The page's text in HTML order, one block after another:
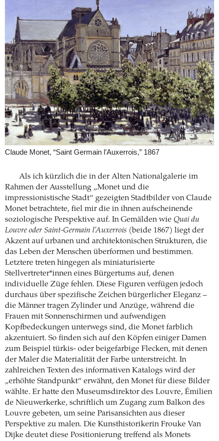
Claude Monet, “Saint Germain l’Auxerrois,” 1867
Als ich kürzlich die in der Alten Nationalgalerie im
Rahmen der Ausstellung „Monet und die
impressionistische Stadt“ gezeigten Stadtbilder von Claude
Monet betrachtete, fiel mir die in ihnen aufscheinende
soziologische Perspektive auf. In Gemälden wie Quai du
Louvre oder Saint-Germain l’Auxerrois (beide 1867) liegt der
Akzent auf urbanen und architektonischen Strukturen, die
das Leben der Menschen überformen und bestimmen.
Letztere treten hingegen als miniaturisierte
Stellvertreter*innen eines Bürgertums auf, denen
individuelle Züge fehlen. Diese Figuren verfügen jedoch
durchaus über spezifische Zeichen bürgerlicher Eleganz –
die Männer tragen Zylinder und Anzüge, während die
Frauen mit Sonnenschirmen und aufwendigen
Kopfbedeckungen unterwegs sind, die Monet farblich
akzentuiert. So finden sich auf den Köpfen einiger Damen
zum Beispiel türkis- oder beigefarbige Flecken, mit denen
der Maler die Materialität der Farbe unterstreicht. In
zahlreichen Texten des informativen Katalogs wird der
„erhöhte Standpunkt“ erwähnt, den Monet für diese Bilder
wählte. Er hatte den Museumsdirektor des Louvre, Émilien
de Nieuwerkerke, schriftlich um Zugang zum Balkon des
Louvre gebeten, um seine Parisansichten aus dieser
Perspektive zu malen. Die Kunsthistorikerin Frouke Van
Dijke deutet diese Positionierung treffend als Monets